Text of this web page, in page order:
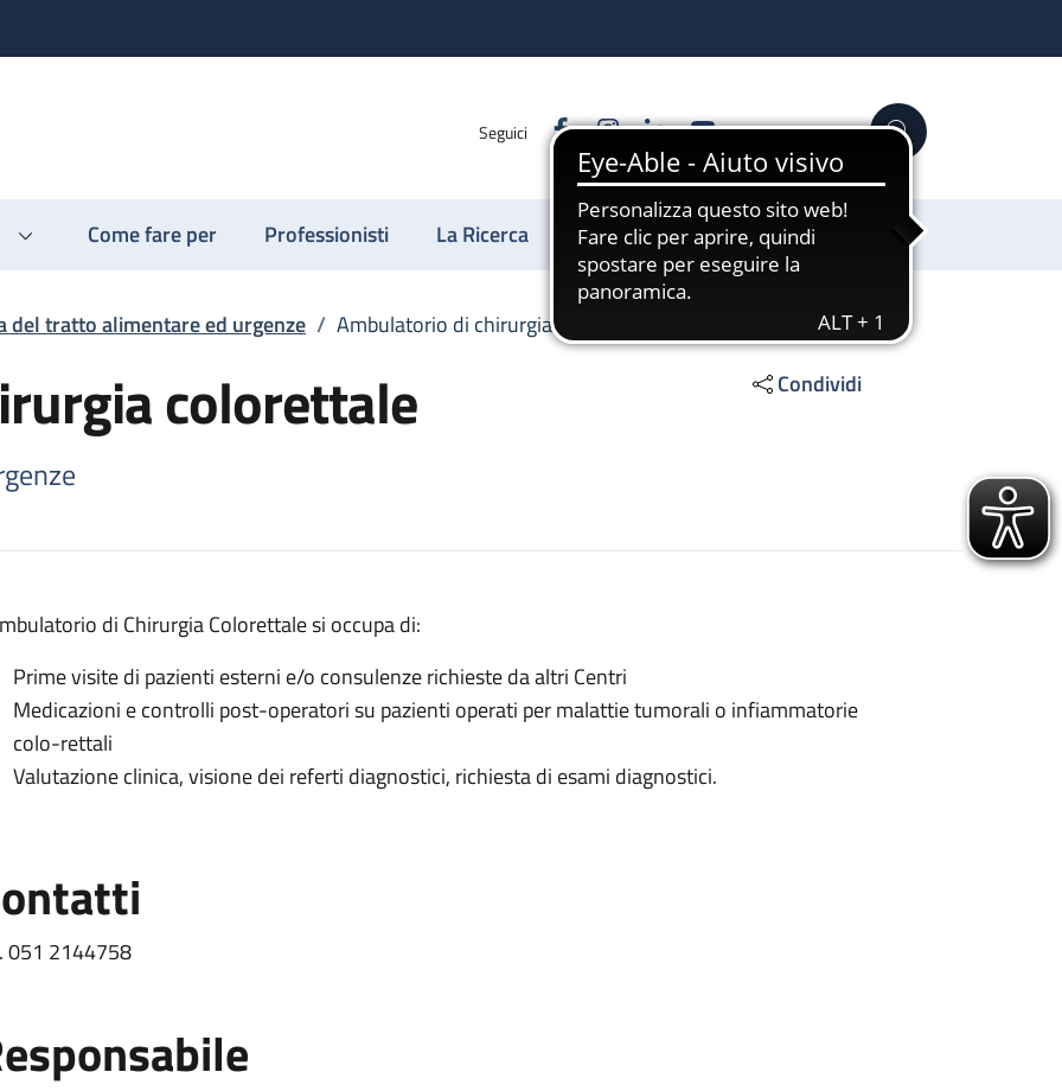
Seguici FacebookInstagram
LinkedinYouTube Cerca
Come fare per Professionisti La Ricerca Sostienici
del tratto alimentare ed urgenze / Ambulatorio di chirurgia colorettale
colorettale Condividi
colorettale
chirurgia colorettale
di Chirurgia Colorettale si occupa di:
Prime visite di pazienti esterni e/o consulenze richieste da altri Centri
Medicazioni e controlli post-operatori su pazienti operati per malattie tumorali o infiammatorie
colo-rettali
Valutazione clinica, visione dei referti diagnostici, richiesta di esami diagnostici.
051 2144758